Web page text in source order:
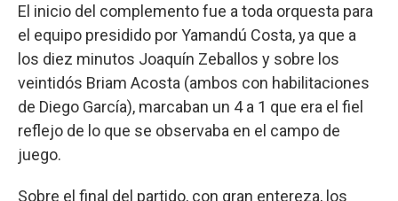
El inicio del complemento fue a toda orquesta para
el equipo presidido por Yamandú Costa, ya que a
los diez minutos Joaquín Zeballos y sobre los
veintidós Briam Acosta (ambos con habilitaciones
de Diego García), marcaban un 4 a 1 que era el fiel
reflejo de lo que se observaba en el campo de
juego.
Sobre el final del partido, con gran entereza, los